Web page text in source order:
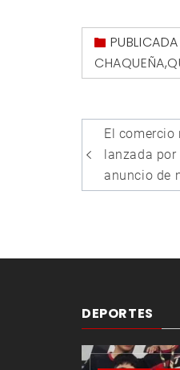
CHAQUEÑA,
de
El comercio
lanzada por
anuncio de
DEPORTES